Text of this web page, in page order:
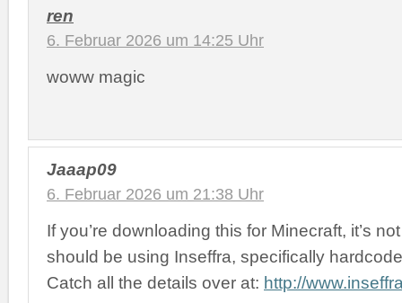
ren
6. Februar 2026 um 14:25 Uhr
woww magic
Jaaap09
6. Februar 2026 um 21:38 Uhr
If you’re downloading this for Minecraft, it’s
should be using Inseffra, specifically
Catch all the details over at: http://